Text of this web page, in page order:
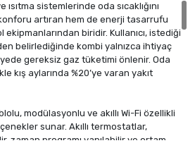
sistemlerinde oda sıcaklığını
artıran hem de enerji tasarrufu
biridir. Kullanıcı, istediği
belirlediğinde kombi yalnızca ihtiyaç
gereksiz gaz tüketimi önlenir. Oda
kış aylarında %20’ye varan yakıt
modülasyonlu ve akıllı Wi-Fi özellikli
sunar. Akıllı termostatlar,
zaman programı yapılabilir ve ortam